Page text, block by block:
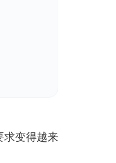
求变得越来